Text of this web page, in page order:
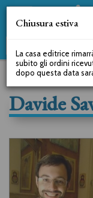
Davide
Chiusura estiva
La casa editrice
subito gli ordini
dopo questa data